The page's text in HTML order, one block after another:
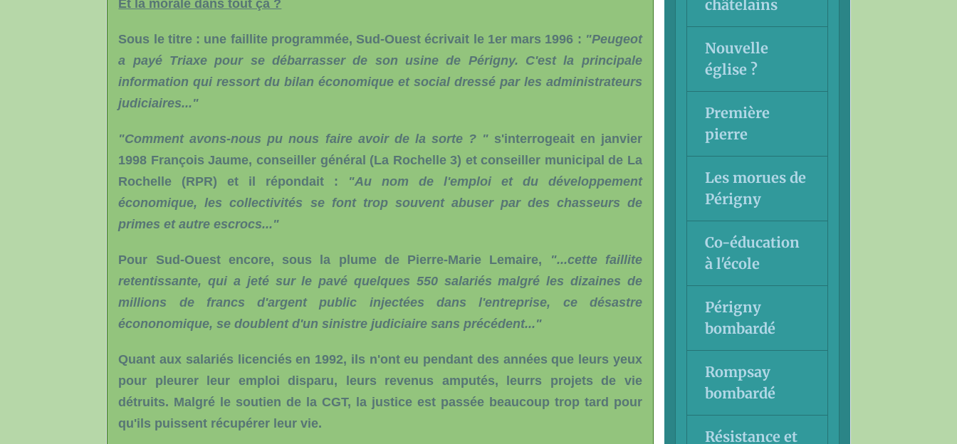
Et la morale dans tout ça ?
Sous le titre : une faillite programmée, Sud-Ouest écrivait le 1er mars 1996 : "Peugeot
a payé Triaxe pour se débarrasser de son usine de Périgny. C'est la principale
information qui ressort du bilan économique et social dressé par les administrateurs
judiciaires..."
"Comment avons-nous pu nous faire avoir de la sorte ? "s'interrogeait en janvier
1998 François Jaume, conseiller général (La Rochelle 3) et conseiller municipal de La
Rochelle (RPR) et il répondait : "Au nom de l'emploi et du développement
économique, les collectivités se font trop souvent abuser par des chasseurs de
primes et autre escrocs..."
Pour Sud-Ouest encore, sous la plume de Pierre-Marie Lemaire,
"...cette faillite
retentissante, qui a jeté sur le pavé quelques 550 salariés malgré les dizaines de
millions de francs d'argent public injectées dans l'entreprise, ce désastre
écononomique, se doublent d'un sinistre judiciaire sans précédent..."
Quant aux salariés licenciés en 1992, ils n'ont eu pendant des années que leurs yeux
pour pleurer leur emploi disparu, leurs revenus amputés, leurrs projets de vie
détruits. Malgré le soutien de la CGT, la justice est passée beaucoup trop tard pour
qu'ils puissent récupérer leur vie.
châtelains
Nouvelle
église ?
Première
pierre
Les morues de
Périgny
Co-éducation
à l'école
Périgny
bombardé
Rompsay
bombardé
Résistance et